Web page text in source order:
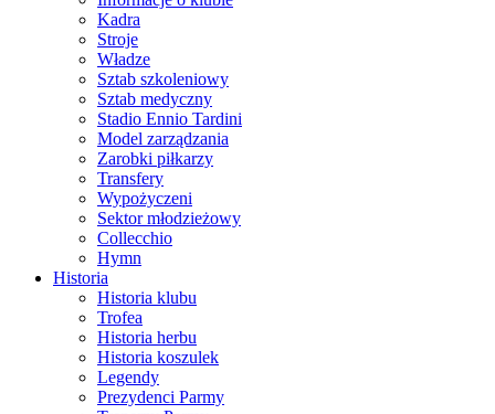
Kadra
Stroje
Władze
Sztab szkoleniowy
Sztab medyczny
Stadio Ennio Tardini
Model zarządzania
Zarobki piłkarzy
Transfery
Wypożyczeni
Sektor młodzieżowy
Collecchio
Hymn
Historia
Historia klubu
Trofea
Historia herbu
Historia koszulek
Legendy
Prezydenci Parmy